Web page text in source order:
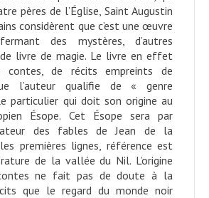
pères de l’Église, Saint Augustin
considèrent que c’est une œuvre
des mystères, d’autres
livre de magie. Le livre en effet
de récits empreints de
l’auteur qualifie de « genre
particulier qui doit son origine au
Ésope. Cet Ésope sera par
des fables de Jean de la
premières lignes, référence est
de la vallée du Nil. L’origine
ne fait pas de doute à la
que le regard du monde noir